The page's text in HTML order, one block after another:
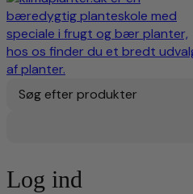
Søg efter produkter
Log ind